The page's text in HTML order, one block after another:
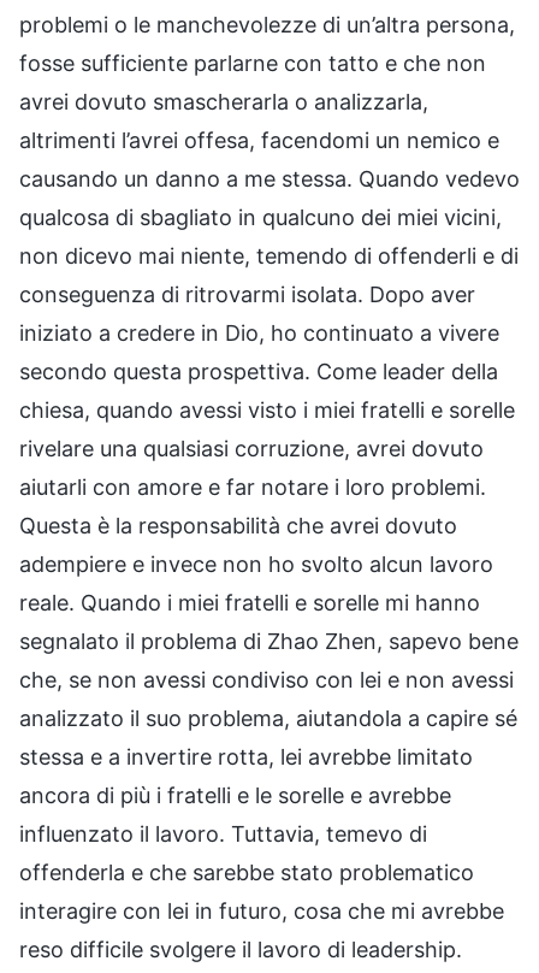
problemi o le manchevolezze di un’altra persona,
fosse sufficiente parlarne con tatto e che non
avrei dovuto smascherarla o analizzarla,
altrimenti l’avrei offesa, facendomi un nemico e
causando un danno a me stessa. Quando vedevo
qualcosa di sbagliato in qualcuno dei miei vicini,
non dicevo mai niente, temendo di offenderli e di
conseguenza di ritrovarmi isolata. Dopo aver
iniziato a credere in Dio, ho continuato a vivere
secondo questa prospettiva. Come leader della
chiesa, quando avessi visto i miei fratelli e sorelle
rivelare una qualsiasi corruzione, avrei dovuto
aiutarli con amore e far notare i loro problemi.
Questa è la responsabilità che avrei dovuto
adempiere e invece non ho svolto alcun lavoro
reale. Quando i miei fratelli e sorelle mi hanno
segnalato il problema di Zhao Zhen, sapevo bene
che, se non avessi condiviso con lei e non avessi
analizzato il suo problema, aiutandola a capire sé
stessa e a invertire rotta, lei avrebbe limitato
ancora di più i fratelli e le sorelle e avrebbe
influenzato il lavoro. Tuttavia, temevo di
offenderla e che sarebbe stato problematico
interagire con lei in futuro, cosa che mi avrebbe
reso difficile svolgere il lavoro di leadership.